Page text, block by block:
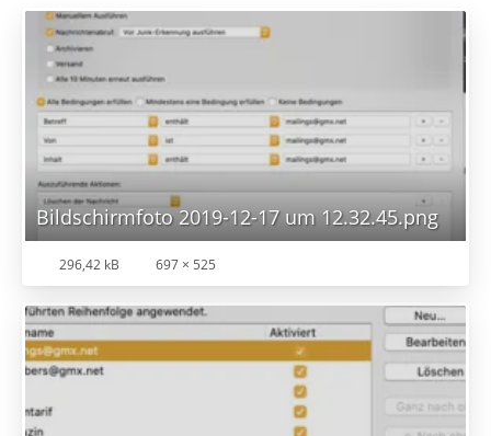
Bildschirmfoto 2019-12-17 um 12.32.45.png
296,42 kB 697 × 525